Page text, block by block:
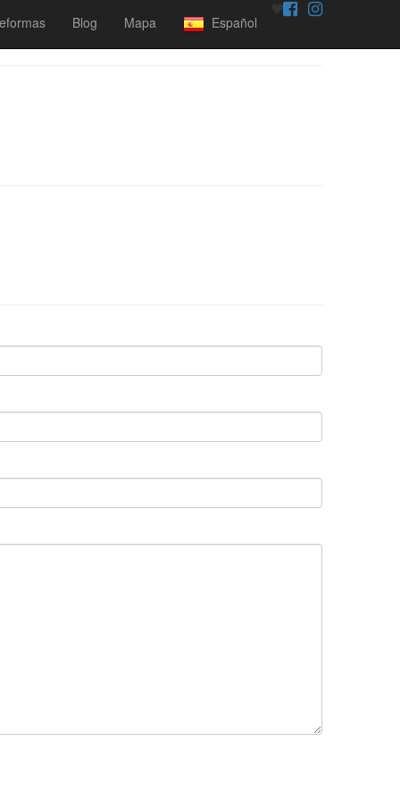
Blog Mapa Español